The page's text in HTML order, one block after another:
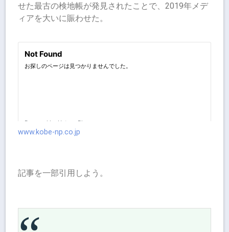
せた最古の検地帳が発見されたことで、2019年メデ
ィアを大いに賑わせた。
www.kobe-np.co.jp
記事を一部引用しよう。